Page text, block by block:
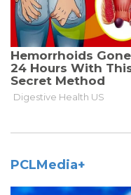
PCLMedia+